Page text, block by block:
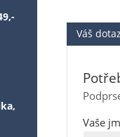
Váš dotaz
Vaše